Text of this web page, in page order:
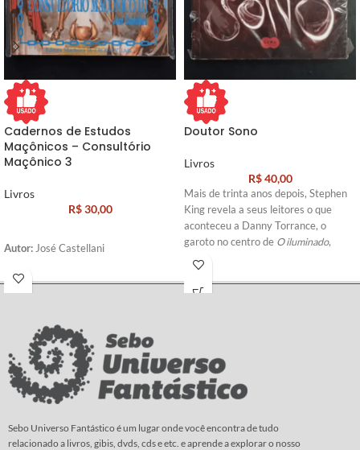
Cadernos de Estudos
Maçônicos – Consultório
Maçônico 3
Livros
R$30,00
Autor: José Castellani
Doutor Sono
Livros
R$40,00
Mais de trinta anos depois, Stephen
King revela a seus leitores o que
aconteceu a Danny Torrance, o
garoto no centro de O iluminado,
depois de sua terrível experiência no
Overlook Hotel. Em
King dá continuidade a essa história,
Assombrado pelos habitantes do
Overlook Hotel, onde passou um ano
deriva por décadas, desesperado
para se livrar do legado de alcoolismo
Sebo Universo Fantástico é um lugar onde você encontra de tudo
relacionado a livros, gibis, dvds, cds e etc. e aprende a explorar o nosso